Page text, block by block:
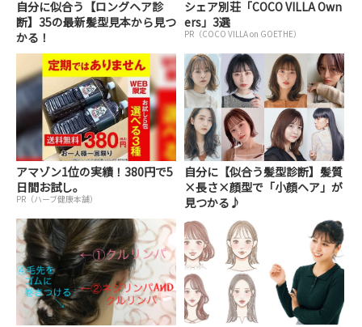
自分に似合う【ロングヘア診
断】35の最新髪型見本から見つ
かる！
シェア別荘「COCO VILLA Own
ers」3選
PR（COCO VILLA on GOETHE）
アマゾン1位の実績！380円で5
日間お試し。
PR（ハーブ健康本舗）
自分に【似合う髪型診断】髪質
×長さ×顔型で「小顔ヘア」が
見つかる♪